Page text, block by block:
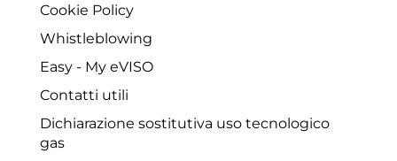
Cookie Policy
Whistleblowing
Easy - My eVISO
Contatti utili
Dichiarazione sostitutiva uso tecnologico
gas